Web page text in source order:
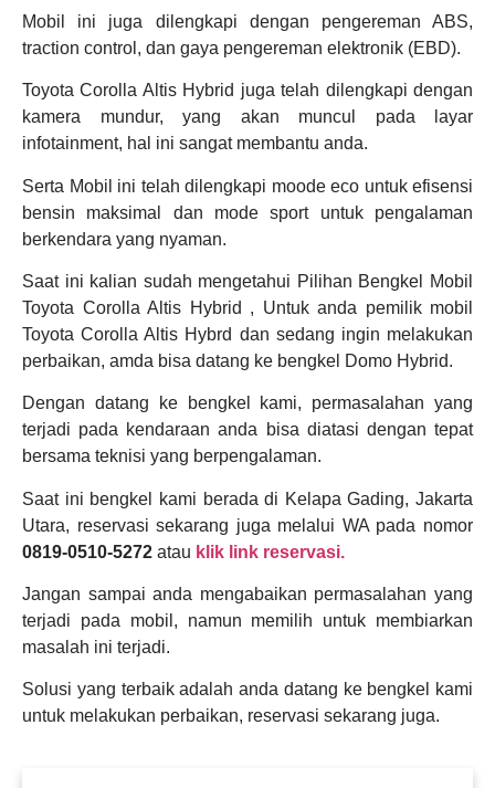
Mobil ini juga dilengkapi dengan pengereman ABS,
traction control, dan gaya pengereman elektronik (EBD).
Toyota Corolla Altis Hybrid juga telah dilengkapi dengan
kamera mundur, yang akan muncul pada layar
infotainment, hal ini sangat membantu anda.
Serta Mobil ini telah dilengkapi moode eco untuk efisensi
bensin maksimal dan mode sport untuk pengalaman
berkendara yang nyaman.
Saat ini kalian sudah mengetahui Pilihan Bengkel Mobil
Toyota Corolla Altis Hybrid , Untuk anda pemilik mobil
Toyota Corolla Altis Hybrd dan sedang ingin melakukan
perbaikan, amda bisa datang ke bengkel Domo Hybrid.
Dengan datang ke bengkel kami, permasalahan yang
terjadi pada kendaraan anda bisa diatasi dengan tepat
bersama teknisi yang berpengalaman.
Saat ini bengkel kami berada di Kelapa Gading, Jakarta
Utara, reservasi sekarang juga melalui WA pada nomor
0819-0510-5272 atau klik link reservasi.
Jangan sampai anda mengabaikan permasalahan yang
terjadi pada mobil, namun memilih untuk membiarkan
masalah ini terjadi.
Solusi yang terbaik adalah anda datang ke bengkel kami
untuk melakukan perbaikan, reservasi sekarang juga.